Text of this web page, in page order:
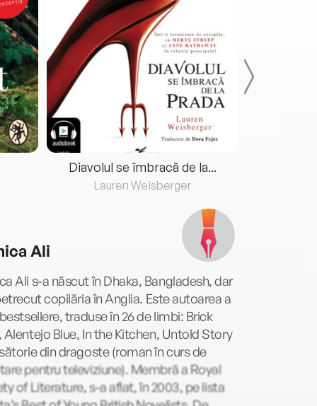
Diavolul se îmbracă de la...
Lauren Weisberger
Ali
Ali s-a născut în Dhaka, Bangladesh, dar
copilăria în Anglia. Este autoarea a
traduse în 26 de limbi: Brick
Alentejo Blue, In the Kitchen, Untold Story
din dragoste (roman în curs de
pentru televiziune). Membră a Royal
of Literature, s-a aflat, în 2003, pe lista